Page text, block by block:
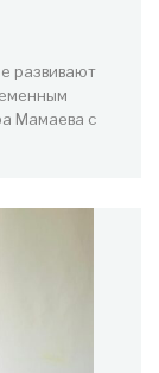
развивают
Мамаева с